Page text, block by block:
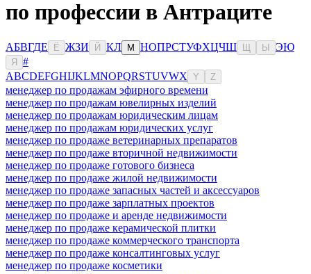
по профессии в Антраците
АБВГДЕ Ё ЖЗИ Й КЛ М НОПРСТУФХЦЧШ Ы ЭЮ
Я
#
ABCDEFGHIJKLMNOPQRSTUVWX Y Z
менеджер по продажам эфирного времени
менеджер по продажам ювелирных изделий
менеджер по продажам юридическим лицам
менеджер по продажам юридических услуг
менеджер по продаже ветеринарных препаратов
менеджер по продаже вторичной недвижимости
менеджер по продаже готового бизнеса
менеджер по продаже жилой недвижимости
менеджер по продаже запасных частей и аксессуаров
менеджер по продаже зарплатных проектов
менеджер по продаже и аренде недвижимости
менеджер по продаже керамической плитки
менеджер по продаже коммерческого транспорта
менеджер по продаже консалтинговых услуг
менеджер по продаже косметики